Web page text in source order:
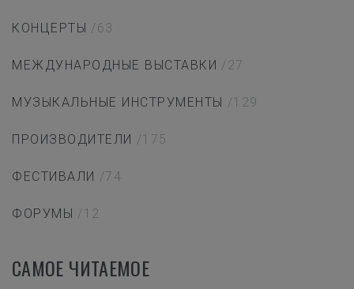
КОНЦЕРТЫ /63
МЕЖДУНАРОДНЫЕ ВЫСТАВКИ /27
МУЗЫКАЛЬНЫЕ ИНСТРУМЕНТЫ /129
ПРОИЗВОДИТЕЛИ /175
ФЕСТИВАЛИ /74
ФОРУМЫ /12
САМОЕ ЧИТАЕМОЕ